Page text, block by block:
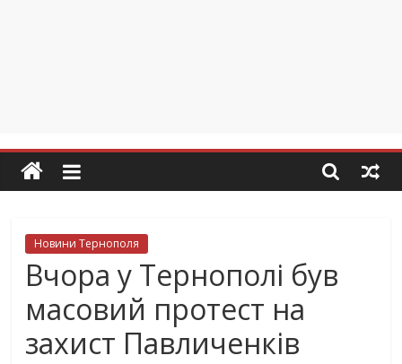
Новини Тернополя
Вчора у Тернополі був
масовий протест на
захист Павличенків